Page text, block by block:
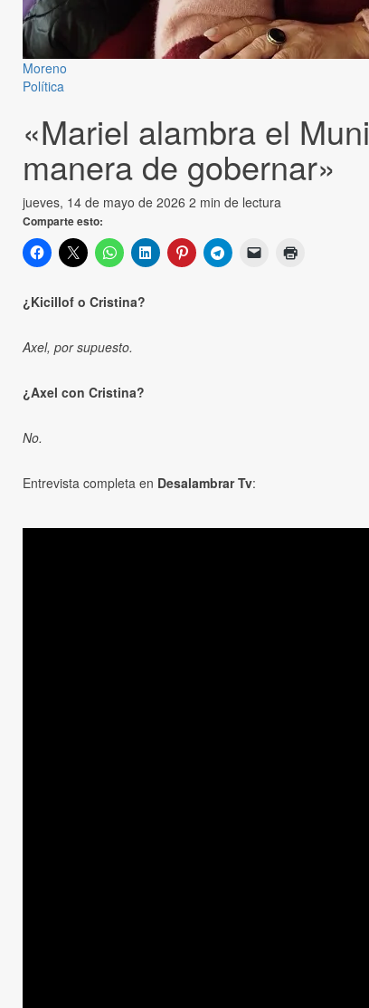
Moreno
Política
«Mariel alambra el
manera de gobernar»
jueves, 14 de mayo de 2026 2 min de lectura
Comparte esto:
¿Kicillof o Cristina?
Axel, por supuesto.
¿Axel con Cristina?
No.
Entrevista completa en Desalambrar Tv: